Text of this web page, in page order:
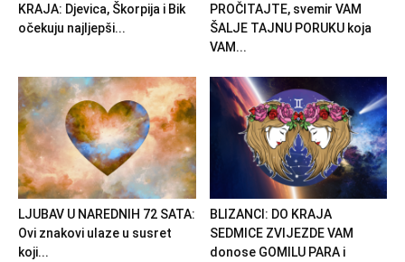
KRAJA: Djevica, Škorpija i Bik
očekuju najljepši...
PROČITAJTE, svemir VAM
ŠALJE TAJNU PORUKU koja
VAM...
LJUBAV U NAREDNIH 72 SATA:
Ovi znakovi ulaze u susret
koji...
BLIZANCI: DO KRAJA
SEDMICE ZVIJEZDE VAM
donose GOMILU PARA i